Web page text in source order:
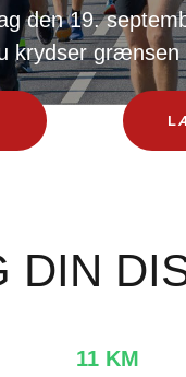
den 19.
krydser
11 KM